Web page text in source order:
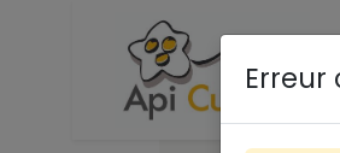
Erreur